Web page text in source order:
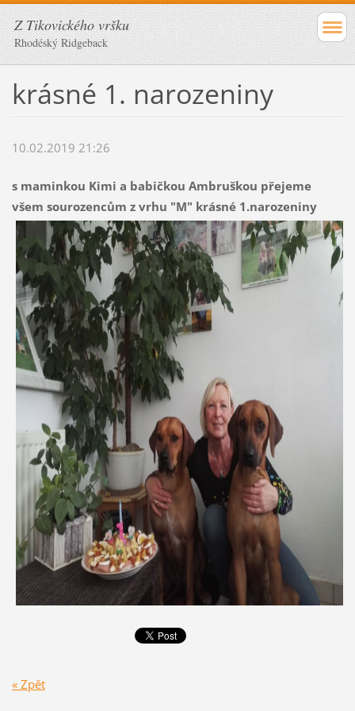
Z Tikovického vršku
Rhodéský Ridgeback
krásné 1. narozeniny
10.02.2019 21:26
s maminkou Kimi a babičkou Ambruškou přejeme
všem sourozencům z vrhu "M" krásné 1.narozeniny
« Zpět